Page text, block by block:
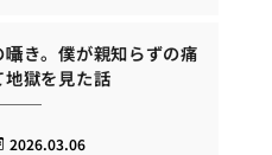
囁き。僕が親知らずの痛
獄を見た話
2026.03.06